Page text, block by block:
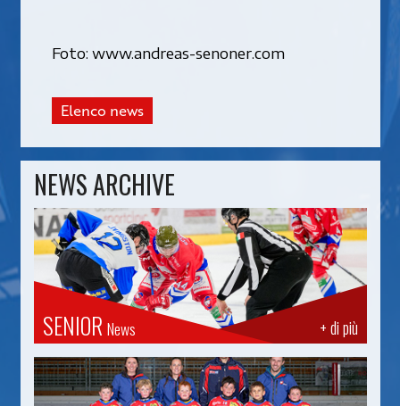
Foto: www.andreas-senoner.com
Elenco news
NEWS ARCHIVE
+ di più
SENIOR News